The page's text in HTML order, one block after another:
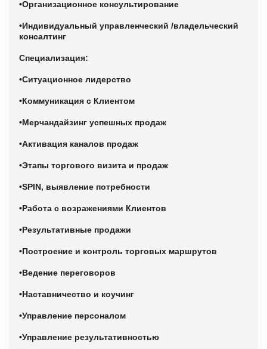
•Организационное консультирование
•Индивидуальный управленческий /владельческий
консалтинг
Специализация:
•Ситуационное лидерство
•Коммуникация с Клиентом
•Мерчандайзинг успешных продаж
•Активация каналов продаж
•Этапы торгового визита и продаж
•SPIN, выявление потребности
•Работа с возражениями Клиентов
•Результативные продажи
•Построение и контроль торговых маршрутов
•Ведение переговоров
•Наставничество и коучинг
•Управление персоналом
•Управление результативностью